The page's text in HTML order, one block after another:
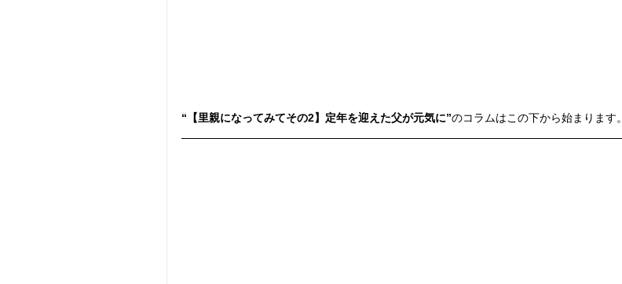
“【里親になってみてその2】定年を迎えた父が元気に”のコラムはこの下から始まります。